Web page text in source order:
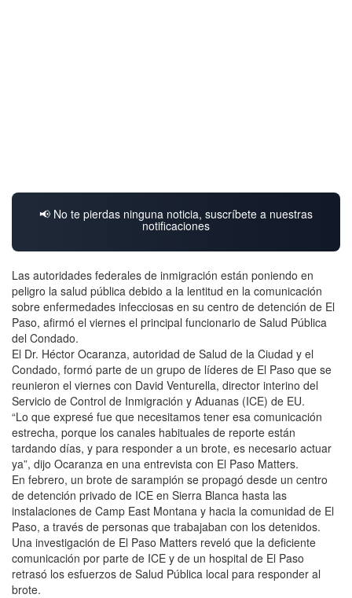
📢 No te pierdas ninguna noticia, suscríbete a nuestras
notificaciones
Las autoridades federales de inmigración están poniendo en
peligro la salud pública debido a la lentitud en la comunicación
sobre enfermedades infecciosas en su centro de detención de El
Paso, afirmó el viernes el principal funcionario de Salud Pública
del Condado.
El Dr. Héctor Ocaranza, autoridad de Salud de la Ciudad y el
Condado, formó parte de un grupo de líderes de El Paso que se
reunieron el viernes con David Venturella, director interino del
Servicio de Control de Inmigración y Aduanas (ICE) de EU.
“Lo que expresé fue que necesitamos tener esa comunicación
estrecha, porque los canales habituales de reporte están
tardando días, y para responder a un brote, es necesario actuar
ya”, dijo Ocaranza en una entrevista con El Paso Matters.
En febrero, un brote de sarampión se propagó desde un centro
de detención privado de ICE en Sierra Blanca hasta las
instalaciones de Camp East Montana y hacia la comunidad de El
Paso, a través de personas que trabajaban con los detenidos.
Una investigación de El Paso Matters reveló que la deficiente
comunicación por parte de ICE y de un hospital de El Paso
retrasó los esfuerzos de Salud Pública local para responder al
brote.